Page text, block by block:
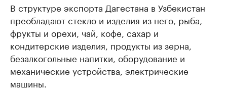
В структуре экспорта Дагестана в Узбекистан
преобладают стекло и изделия из него, рыба,
фрукты и орехи, чай, кофе, сахар и
кондитерские изделия, продукты из зерна,
безалкогольные напитки, оборудование и
механические устройства, электрические
машины.